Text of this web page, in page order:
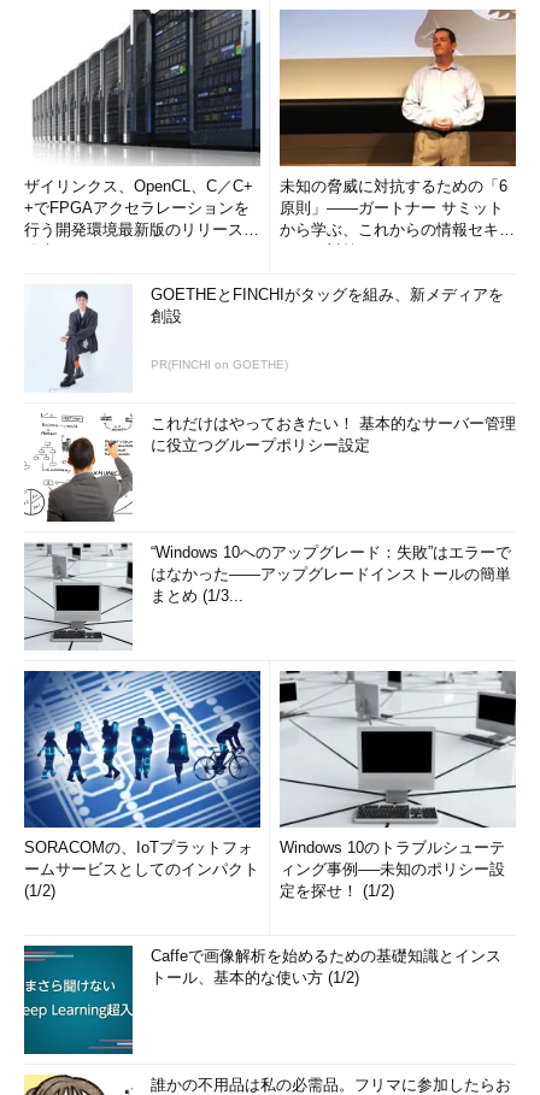
ザイリンクス、OpenCL、C／C+
+でFPGAアクセラレーションを
行う開発環境最新版のリリースを
未知の脅威に対抗するための「6
原則」――ガートナー サミット
から学ぶ、これからの情報セキュ
GOETHEとFINCHIがタッグを組み、新メディアを
創設
PR(FINCHI on GOETHE)
これだけはやっておきたい！ 基本的なサーバー管理
に役立つグループポリシー設定
“Windows 10へのアップグレード：失敗”はエラーで
はなかった――アップグレードインストールの簡単
まとめ (1/3...
SORACOMの、IoTプラットフォ
ームサービスとしてのインパクト
(1/2)
Windows 10のトラブルシューテ
ィング事例──未知のポリシー設
定を探せ！ (1/2)
Caffeで画像解析を始めるための基礎知識とインス
トール、基本的な使い方 (1/2)
誰かの不用品は私の必需品。フリマに参加したらお